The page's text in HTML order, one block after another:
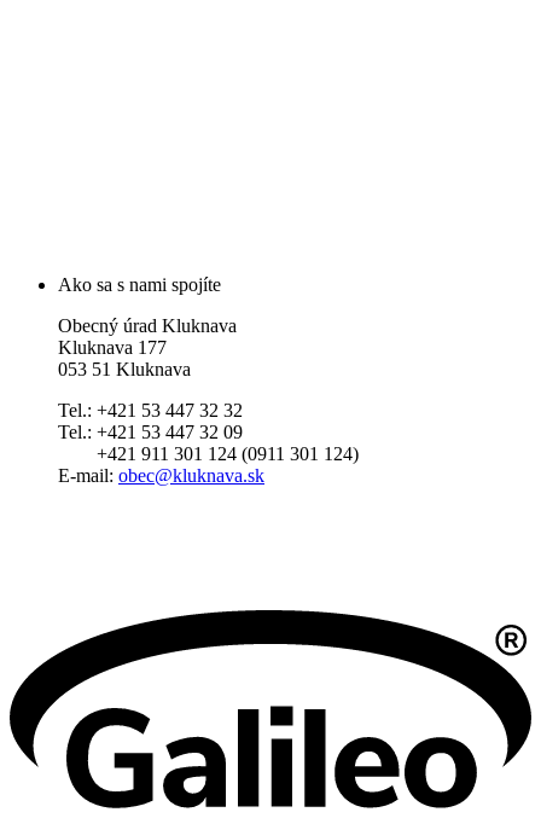
Ako sa s nami spojíte
Obecný úrad Kluknava
Kluknava 177
053 51 Kluknava
Tel.: +421 53 447 32 32
Tel.: +421 53 447 32 09
+421 911 301 124 (0911 301 124)
E-mail: obec@kluknava.sk